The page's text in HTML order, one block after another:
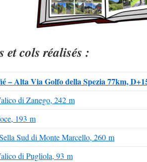
et cols réalisés:
– Alta Via Golfo della Spezia 77km,
di Zanego, 242 m
193 m
Sud di Monte Marcello, 260 m
di Pugliola, 93 m